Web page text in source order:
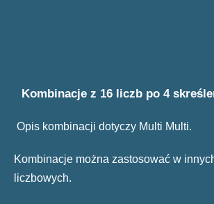
Kombinacje z 16 liczb po 4
Opis kombinacji dotyczy Multi Multi.
Kombinacje można zastosować w
liczbowych.